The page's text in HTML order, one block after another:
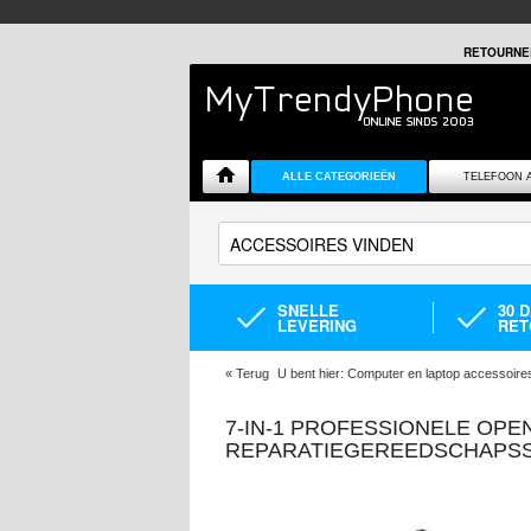
ALLE CATEGORIEËN TELEFOON
SNELLE
LEVERING
30
« Terug U bent hier: Computer en laptop
7-IN-1 PROFESSIONELE